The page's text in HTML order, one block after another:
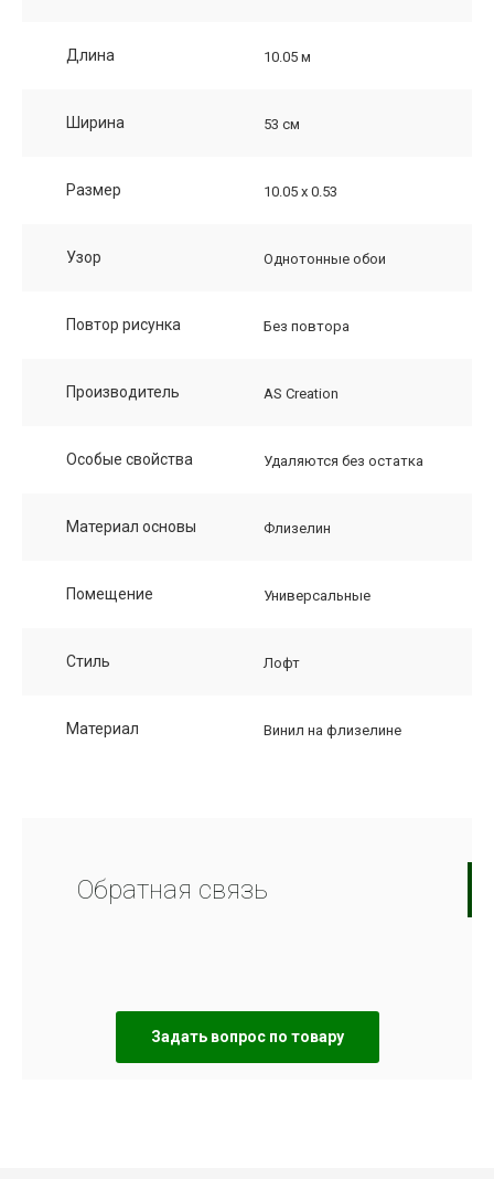
Длина 10.05 м
Ширина 53 см
Размер 10.05 х 0.53
Узор Однотонные обои
Повтор рисунка Без повтора
Производитель AS Creation
Особые свойства Удаляются без остатка
Материал основы Флизелин
Помещение Универсальные
Стиль Лофт
Материал Винил на флизелине
Обратная связь
Задать вопрос по товару